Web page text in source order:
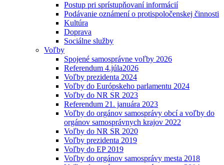
Postup pri sprístupňovaní informácií
Podávanie oznámení o protispoločenskej činnosti
Kultúra
Doprava
Sociálne služby
Voľby
Spojené samosprávne voľby 2026
Referendum 4.júla2026
Voľby prezidenta 2024
Voľby do Európskeho parlamentu 2024
Voľby do NR SR 2023
Referendum 21. januára 2023
Voľby do orgánov samosprávy obcí a voľby do
orgánov samosprávnych krajov 2022
Voľby do NR SR 2020
Voľby prezidenta 2019
Voľby do EP 2019
Voľby do orgánov samosprávy mesta 2018